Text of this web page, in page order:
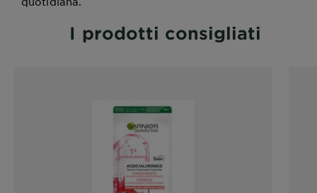
I prodotti consigliati